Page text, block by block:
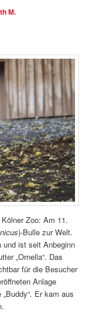
M.
Zoo: Am 11.
)-Bulle zur Welt.
und ist seit Anbeginn
„Ornella“. Das
für die Besucher
Anlage
Er kam aus